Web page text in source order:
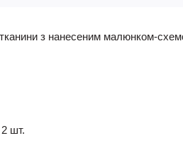
з нанесеним малюнком-
шт.